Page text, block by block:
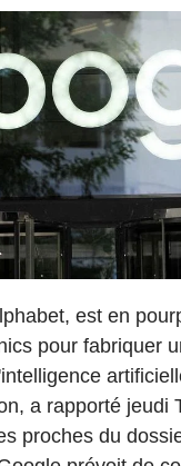
est en
pour fabriquer
a rapporté jeudi
proches du